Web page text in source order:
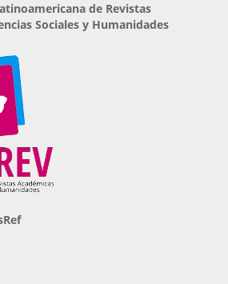
de Revistas
Sociales y Humanidades